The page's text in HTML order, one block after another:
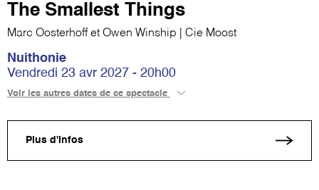
The Smallest Things
Marc Oosterhoff et Owen Winship | Cie Moost
Nuithonie
Vendredi 23 avr 2027 - 20h00
Voir les autres dates de ce spectacle
Plus d'infos